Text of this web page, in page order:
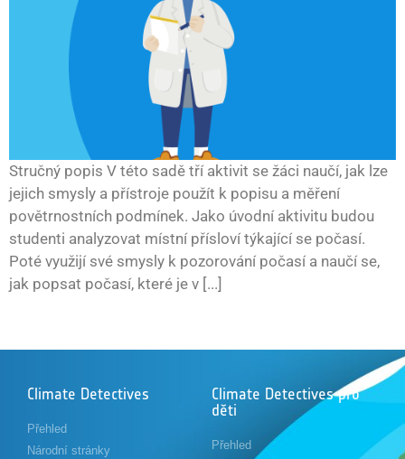
Stručný popis V této sadě tří aktivit se žáci naučí, jak lze
jejich smysly a přístroje použít k popisu a měření
povětrnostních podmínek. Jako úvodní aktivitu budou
studenti analyzovat místní přísloví týkající se počasí.
Poté využijí své smysly k pozorování počasí a naučí se,
jak popsat počasí, které je v [...]
Climate Detectives
Přehled
Národní stránky
Climate Detectives pro
děti
Přehled